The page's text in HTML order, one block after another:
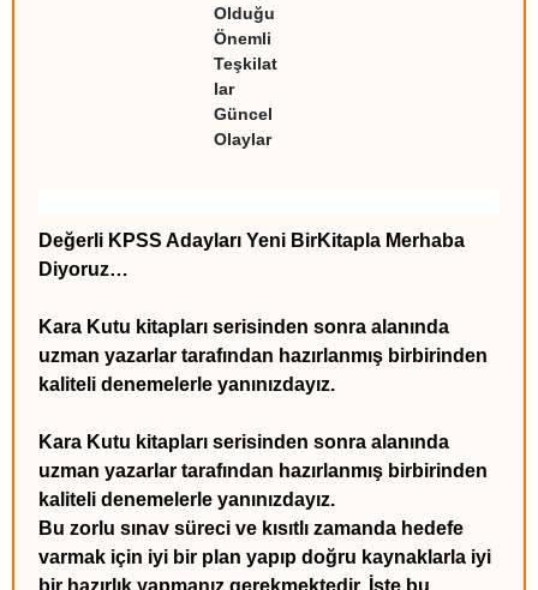
Olduğu
Önemli
Teşkilat
lar
Güncel
Olaylar
Değerli KPSS Adayları Yeni BirKitapla Merhaba
Diyoruz…
Kara Kutu kitapları serisinden sonra alanında
uzman yazarlar tarafından hazırlanmış birbirinden
kaliteli denemelerle yanınızdayız.
Kara Kutu kitapları serisinden sonra alanında
uzman yazarlar tarafından hazırlanmış birbirinden
kaliteli denemelerle yanınızdayız.
Bu zorlu sınav süreci ve kısıtlı zamanda hedefe
varmak için iyi bir plan yapıp doğru kaynaklarla iyi
bir hazırlık yapmanız gerekmektedir. İşte bu